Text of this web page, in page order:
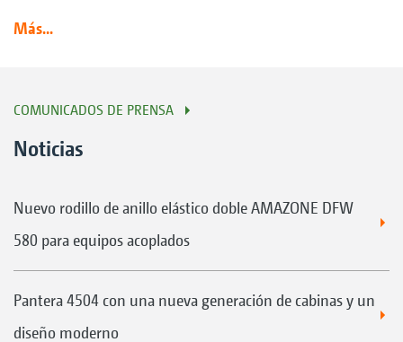
Más...
COMUNICADOS DE PRENSA
Noticias
Nuevo rodillo de anillo elástico doble AMAZONE DFW
580 para equipos acoplados
Pantera 4504 con una nueva generación de cabinas y un
diseño moderno